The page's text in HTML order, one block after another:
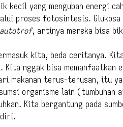
kecil yang mengubah energi
proses fotosintesis. Glukosa
autotrof, artinya mereka bisa
kita, beda ceritanya.
nggak bisa memanfaatkan
makanan terus-terusan, itu
organisme lain
Kita bergantung pada